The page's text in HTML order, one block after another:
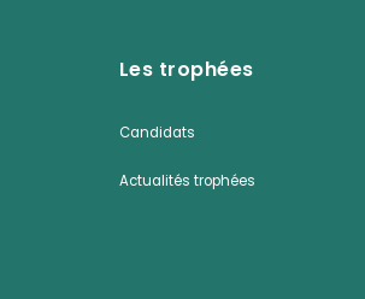
Les trophées
Candidats
Actualités trophées